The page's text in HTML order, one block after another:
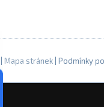
Mapa stránek | Podmínky